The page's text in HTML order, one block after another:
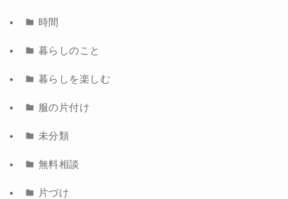
時間
暮らしのこと
暮らしを楽しむ
服の片付け
未分類
無料相談
片づけ